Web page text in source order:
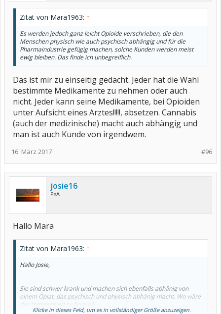
Zitat von Mara1963: ↑
Es werden jedoch ganz leicht Opioide verschrieben, die den
Menschen physisch wie auch psychisch abhängig und für die
Pharmaindustrie gefügig machen, solche Kunden werden meist
ewig bleiben. Das finde ich unbegreiflich.
Das ist mir zu einseitig gedacht. Jeder hat die Wahl
bestimmte Medikamente zu nehmen oder auch
nicht. Jeder kann seine Medikamente, bei Opioiden
unter Aufsicht eines Arztes!!!!!, absetzen. Cannabis
(auch der medizinische) macht auch abhängig und
man ist auch Kunde von irgendwem.
#96
16. März 2017
josie16
PsA
Hallo Mara
Zitat von Mara1963: ↑
Hallo Josie,
Sie sind schwer krank und machen sich ebenfalls abhänig von
einem Opiat, das psychisch und physisch abhänig macht. Wo wäre
der Unterschied zu finden?
Klicke in dieses Feld, um es in vollständiger Größe anzuzeigen.